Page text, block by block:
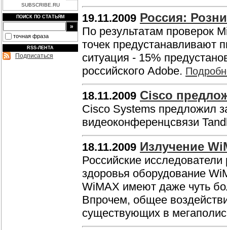
SUBSCRIBE.RU
ПОИСК ПО СТАТЬЯМ
точная фраза
RSS-ЛЕНТА
Подписаться
19.11.2009 Россия:
По результатам проверок
точек предустанавливают
ситуация - 15%
российского Adobe.
18.11.2009 Cisco
Cisco Systems предложил
видеоконференцсвязи
18.11.2009 Излучение
Российские
здоровья оборудование
WiMAX имеют даже чуть
Впрочем, общее
существующих в